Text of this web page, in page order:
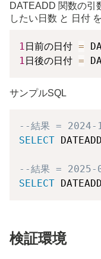
DATEADD 関数の引
したい日数 と 日付
1 日前の日付 =
1 日後の日付 =
サンプルSQL
--結果 =
SELECT DATEADD
--結果 =
SELECT DATEADD
検証環境